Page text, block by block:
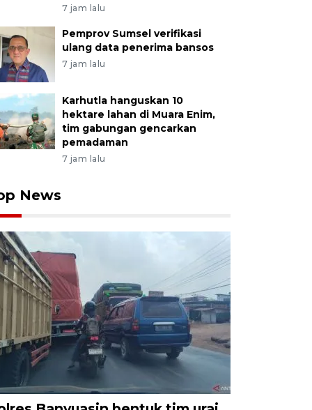
7 jam lalu
Pemprov Sumsel verifikasi
ulang data penerima bansos
7 jam lalu
Karhutla hanguskan 10
hektare lahan di Muara Enim,
tim gabungan gencarkan
pemadaman
7 jam lalu
News